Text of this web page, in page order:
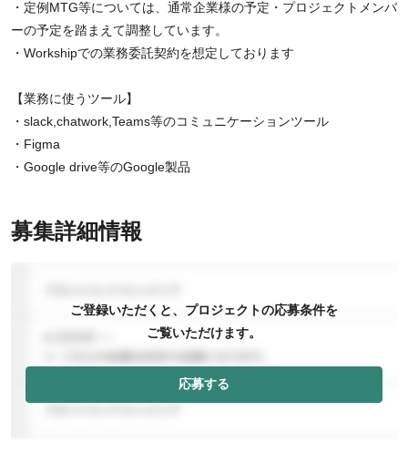
・定例MTG等については、通常企業様の予定・プロジェクトメンバ
ーの予定を踏まえて調整しています。
・Workshipでの業務委託契約を想定しております
【業務に使うツール】
・slack,chatwork,Teams等のコミュニケーションツール
・Figma
・Google drive等のGoogle製品
募集詳細情報
ご登録いただくと、プロジェクトの応募条件を
ご覧いただけます。
応募する